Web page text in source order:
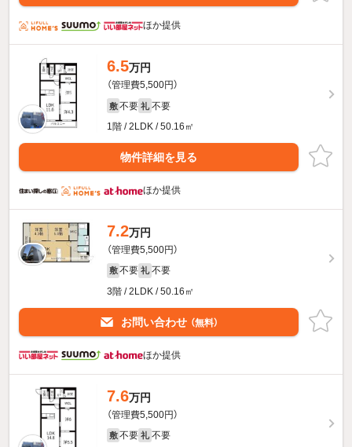
ほか提供
6.5万円
（管理費5,500円）
敷 不要 礼 不要
1階 / 2LDK / 50.16㎡
物件詳細を見る
ほか提供
7.2万円
（管理費5,500円）
敷 不要 礼 不要
3階 / 2LDK / 50.16㎡
お問い合わせ （無料）
ほか提供
7.6万円
（管理費5,500円）
敷 不要 礼 不要